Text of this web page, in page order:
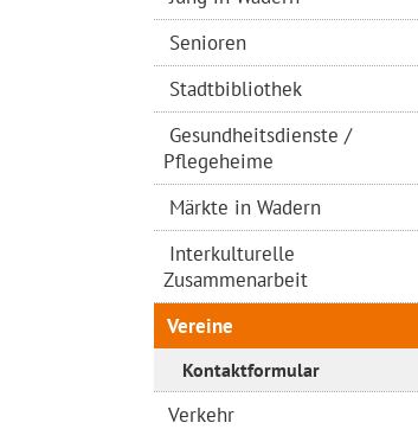
Senioren
Stadtbibliothek
Gesundheitsdienste /
Pflegeheime
Märkte in Wadern
Interkulturelle
Zusammenarbeit
Vereine
Kontaktformular
Verkehr